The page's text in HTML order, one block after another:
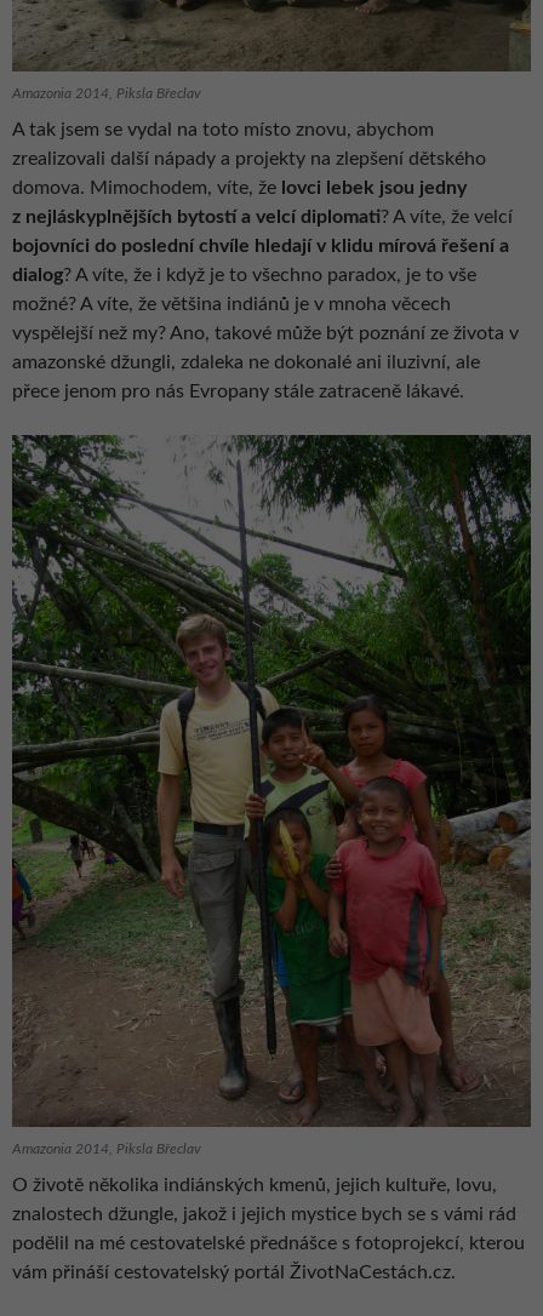
Amazonia 2014, Piksla Břeclav
A tak jsem se vydal na toto místo znovu, abychom
zrealizovali další nápady a projekty na zlepšení dětského
domova. Mimochodem, víte, že lovci lebek jsou jedny
z nejláskyplnějších bytostí a velcí diplomati? A víte, že velcí
bojovníci do poslední chvíle hledají v klidu mírová řešení a
dialog? A víte, že i když je to všechno paradox, je to vše
možné? A víte, že většina indiánů je v mnoha věcech
vyspělejší než my? Ano, takové může být poznání ze života v
amazonské džungli, zdaleka ne dokonalé ani iluzivní, ale
přece jenom pro nás Evropany stále zatraceně lákavé.
Amazonia 2014, Piksla Břeclav
O životě několika indiánských kmenů, jejich kultuře, lovu,
znalostech džungle, jakož i jejich mystice bych se s vámi rád
podělil na mé cestovatelské přednášce s fotoprojekcí, kterou
vám přináší cestovatelský portál ŽivotNaCestách.cz.